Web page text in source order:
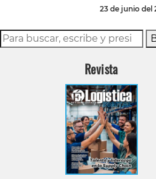
23 de junio del
Revista